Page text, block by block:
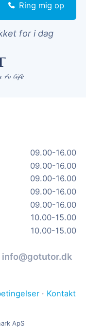
Ring mig op
for i dag
09.00-16.00
09.00-16.00
09.00-16.00
09.00-16.00
09.00-16.00
10.00-15.00
10.00-15.00
info@gotutor.dk
· Kontakt
ApS